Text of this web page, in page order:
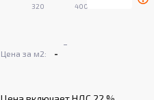
Цена за м2: -
-